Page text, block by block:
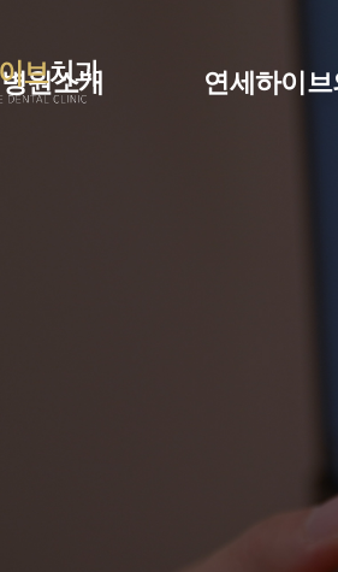
병원소개 연세하이